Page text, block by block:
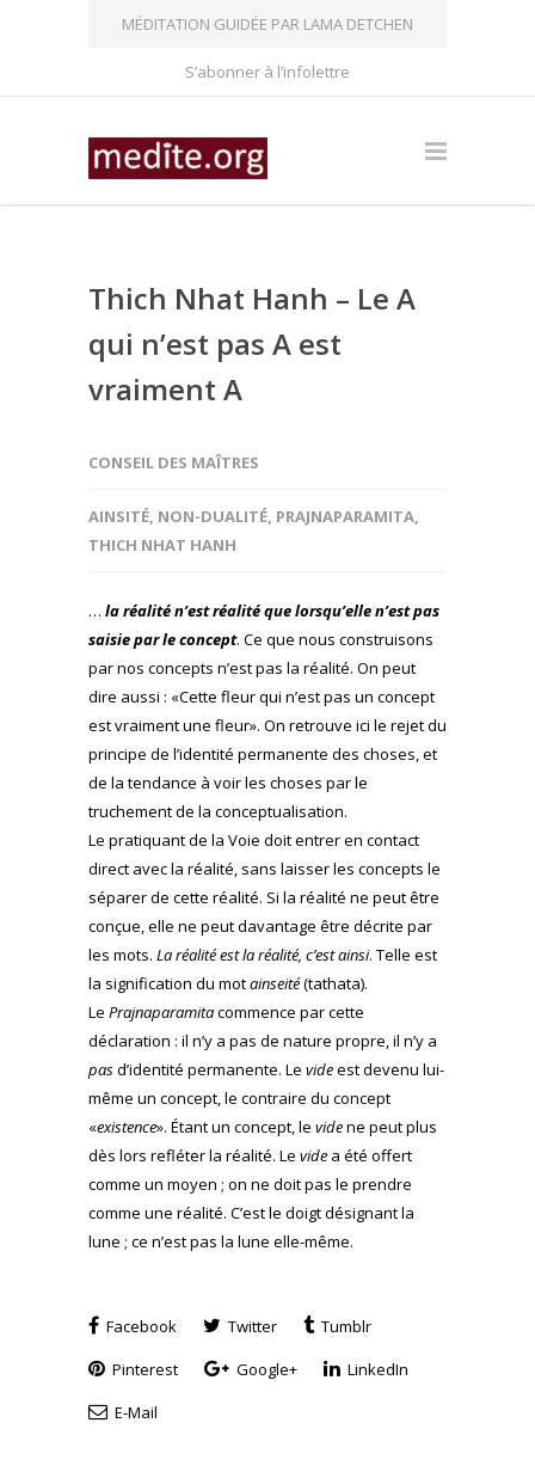
MÉDITATION GUIDÉE PAR LAMA DETCHEN
S’abonner à l’infolettre
Thich Nhat Hanh – Le A
qui n’est pas A est
vraiment A
CONSEIL DES MAÎTRES
AINSITÉ, NON-DUALITÉ, PRAJNAPARAMITA,
THICH NHAT HANH
… la réalité n’est réalité que lorsqu’elle n’est pas
saisie par le concept. Ce que nous construisons
par nos concepts n’est pas la réalité. On peut
dire aussi : «Cette fleur qui n’est pas un concept
est vraiment une fleur». On retrouve ici le rejet du
principe de l’identité permanente des choses, et
de la tendance à voir les choses par le
truchement de la conceptualisation.
Le pratiquant de la Voie doit entrer en contact
direct avec la réalité, sans laisser les concepts le
séparer de cette réalité. Si la réalité ne peut être
conçue, elle ne peut davantage être décrite par
les mots. La réalité est la réalité, c’est ainsi. Telle est
la signification du motainseité(tathata).
Le Prajnaparamitacommence par cette
déclaration : il n’y a pas de nature propre, il n’y a
pasd’identité permanente. Le videest devenu lui-
même un concept, le contraire du concept
«existence». Étant un concept, le videne peut plus
dès lors refléter la réalité. Le vide a été offert
comme un moyen ; on ne doit pas le prendre
comme une réalité. C’est le doigt désignant la
lune ; ce n’est pas la lune elle-même.
Facebook Twitter
Tumblr
Pinterest
Google+
LinkedIn
E-Mail